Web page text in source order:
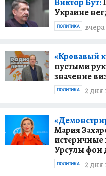
соавторстве с
(«Комсомольская
«Прямая речь. В
Медиа Групп», Москва,
хорошее интервью...
лирическими
инструкциями»
2018 г.), «Юрий
КОМСОМОЛЬСКОЕ!»
Москва, 2019 г.),
Владимира Ресина». В
с Любовью
газеты «Московская
Виктор Бут:
Украине
вчера
ПОЛИТИКА
«Кровавый
пустыми
значение
2 дня
ПОЛИТИКА
Мария
истеричные
Урсулы фон
2 дня
ПОЛИТИКА